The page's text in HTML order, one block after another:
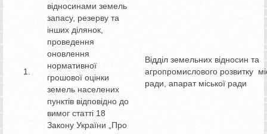
відносинами земель
запасу, резерву та
інших ділянок,
проведення
оновлення
нормативної
грошової оцінки
земель населених
пунктів відповідно до
вимог статті 18
Закону України „Про
Відділ земельних відносин та
агропромислового розвитку
ради, апарат міської ради